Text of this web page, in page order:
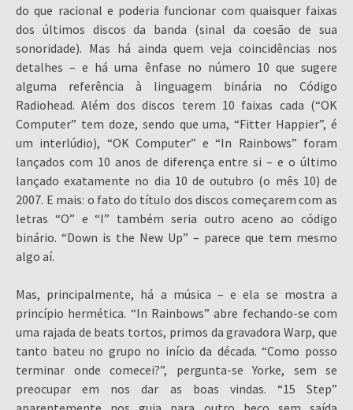
do que racional e poderia funcionar com quaisquer faixas
dos últimos discos da banda (sinal da coesão de sua
sonoridade). Mas há ainda quem veja coincidências nos
detalhes – e há uma ênfase no número 10 que sugere
alguma referência à linguagem binária no Código
Radiohead. Além dos discos terem 10 faixas cada (“OK
Computer” tem doze, sendo que uma, “Fitter Happier”, é
um interlúdio), “OK Computer” e “In Rainbows” foram
lançados com 10 anos de diferença entre si – e o último
lançado exatamente no dia 10 de outubro (o mês 10) de
2007. E mais: o fato do título dos discos começarem com as
letras “O” e “I” também seria outro aceno ao código
binário. “Down is the New Up” – parece que tem mesmo
algo aí.
Mas, principalmente, há a música – e ela se mostra a
princípio hermética. “In Rainbows” abre fechando-se com
uma rajada de beats tortos, primos da gravadora Warp, que
tanto bateu no grupo no início da década. “Como posso
terminar onde comecei?”, pergunta-se Yorke, sem se
preocupar em nos dar as boas vindas. “15 Step”